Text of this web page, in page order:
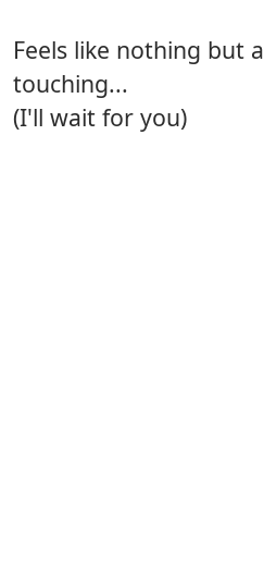
Feels like nothing but
touching...
(I'll wait for you)